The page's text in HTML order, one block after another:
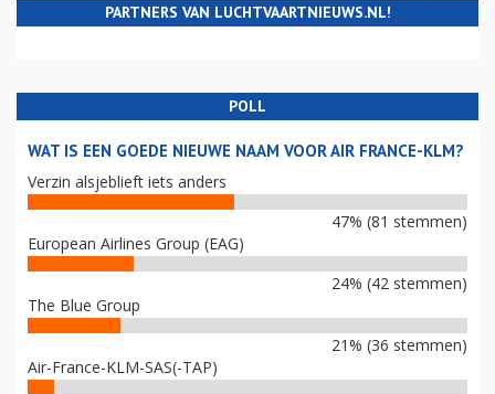
PARTNERS VAN LUCHTVAARTNIEUWS.NL!
POLL
WAT IS EEN GOEDE NIEUWE NAAM VOOR AIR FRANCE-KLM?
Verzin alsjeblieft iets anders
47% (81 stemmen)
European Airlines Group (EAG)
24% (42 stemmen)
The Blue Group
21% (36 stemmen)
Air-France-KLM-SAS(-TAP)